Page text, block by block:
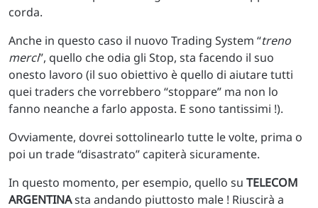
corda.
Anche in questo caso il nuovo Trading System “treno
merci”, quello che odia gli Stop, sta facendo il suo
onesto lavoro (il suo obiettivo è quello di aiutare tutti
quei traders che vorrebbero “stoppare” ma non lo
fanno neanche a farlo apposta. E sono tantissimi !).
Ovviamente, dovrei sottolinearlo tutte le volte, prima o
poi un trade “disastrato” capiterà sicuramente.
In questo momento, per esempio, quello su TELECOM
ARGENTINAsta andando piuttosto male ! Riuscirà a